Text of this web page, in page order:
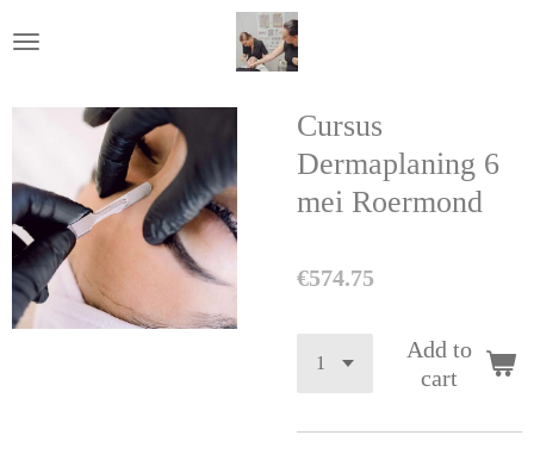
to
content
Cursus
Dermaplaning 6
mei Roermond
€574.75
Add to
cart